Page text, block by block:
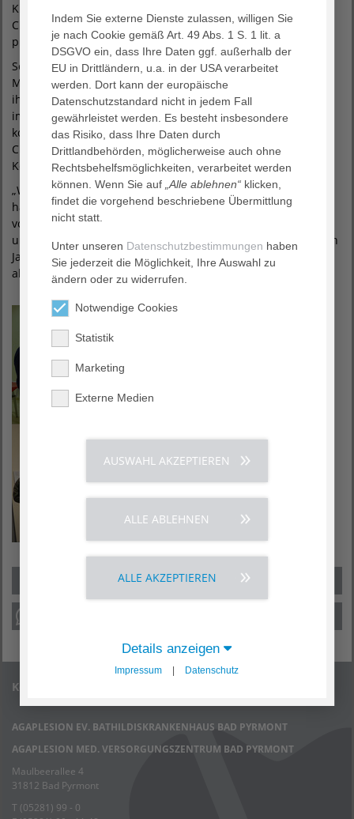
Kirche Oesdorf als auch die Sänger der Pyrmonter
Chorgemeinschaft gingen über die Stationen und
präsentierten stimmungsvolle Lieder.
So manch einer traute wohl seinen Ohren kaum als er die
Musik auf den Fluren hörte. Mobile Patienten schauten aus
ihren Zimmern und staunten nicht schlecht. Aber auch wer
im Bett lag, bekam die musikalische Überraschung mit und
konnte ihr von dort aus lauschen. Als Dank erhielten die
Chormitglieder natürlich Applaus, aber auch Punsch und
Kekse.
„Wir sind den Chören sehr dankbar für ihr Engagement. Sie
haben unseren Patienten viel Freude bereitet und
vorweihnachtliche Stimmung ins Haus gebracht. Wir freuen
uns deshalb jetzt schon auf ein Wiedersehen im kommenden
Jahr“, bedankt sich Geschäftsführer Christoph Rolf Maier bei
allen Beteiligten.
Kontakt
AGAPLESION EV. BATHILDISKRANKENHAUS BAD PYRMONT
AGAPLESION MED. VERSORGUNGSZENTRUM BAD PYRMONT
Maulbeerallee 4
31812 Bad Pyrmont
T (05281) 99 - 0
Indem Sie externe Dienste zulassen, willigen Sie
je nach Cookie gemäß Art. 49 Abs. 1 S. 1 lit. a
DSGVO ein, dass Ihre Daten ggf. außerhalb der
EU in Drittländern, u.a. in der USA verarbeitet
werden. Dort kann der europäische
Datenschutzstandard nicht in jedem Fall
gewährleistet werden. Es besteht insbesondere
das Risiko, dass Ihre Daten durch
Drittlandbehörden, möglicherweise auch ohne
Rechtsbehelfsmöglichkeiten, verarbeitet werden
können. Wenn Sie auf „Alle ablehnen“ klicken,
findet die vorgehend beschriebene Übermittlung
nicht statt.
Unter unseren Datenschutzbestimmungen haben
Sie jederzeit die Möglichkeit, Ihre Auswahl zu
ändern oder zu widerrufen.
Notwendige Cookies
Statistik
Marketing
Externe Medien
AUSWAHL AKZEPTIEREN
ALLE ABLEHNEN
ALLE AKZEPTIEREN
Details anzeigen
Impressum | Datenschutz